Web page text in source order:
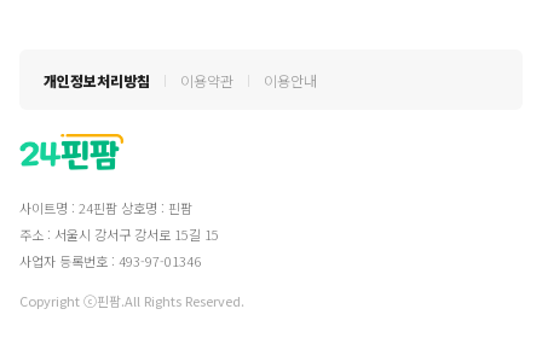
개인정보처리방침 이용약관 이용안내
사이트명 : 24핀팜 상호명 : 핀팜
주소 : 서울시 강서구 강서로 15길 15
사업자 등록번호 : 493-97-01346
Copyright ⓒ핀팜.All Rights Reserved.